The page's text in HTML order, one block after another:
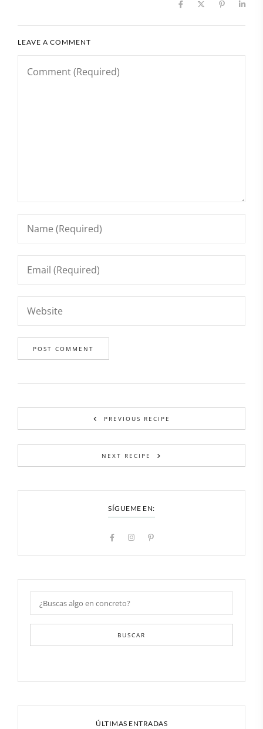
LEAVE A COMMENT
PREVIOUS RECIPE
NEXT RECIPE
SÍGUEME EN:
BUSCAR
ÚLTIMAS ENTRADAS